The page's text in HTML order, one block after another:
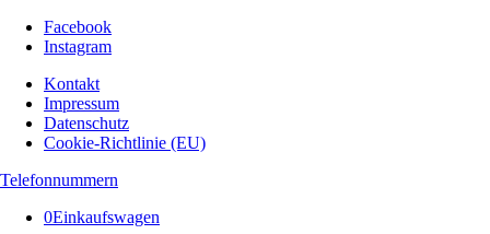
Facebook
Instagram
Kontakt
Impressum
Datenschutz
Cookie-Richtlinie (EU)
Telefonnummern
0Einkaufswagen